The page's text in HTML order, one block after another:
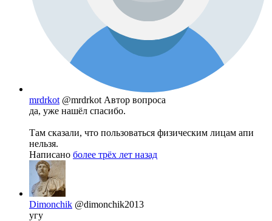
mrdrkot @mrdrkot Автор вопроса
да, уже нашёл спасибо.
Там сказали, что пользоваться физическим лицам апи
нельзя.
Написано более трёх лет назад
Dimonchik @dimonchik2013
угу